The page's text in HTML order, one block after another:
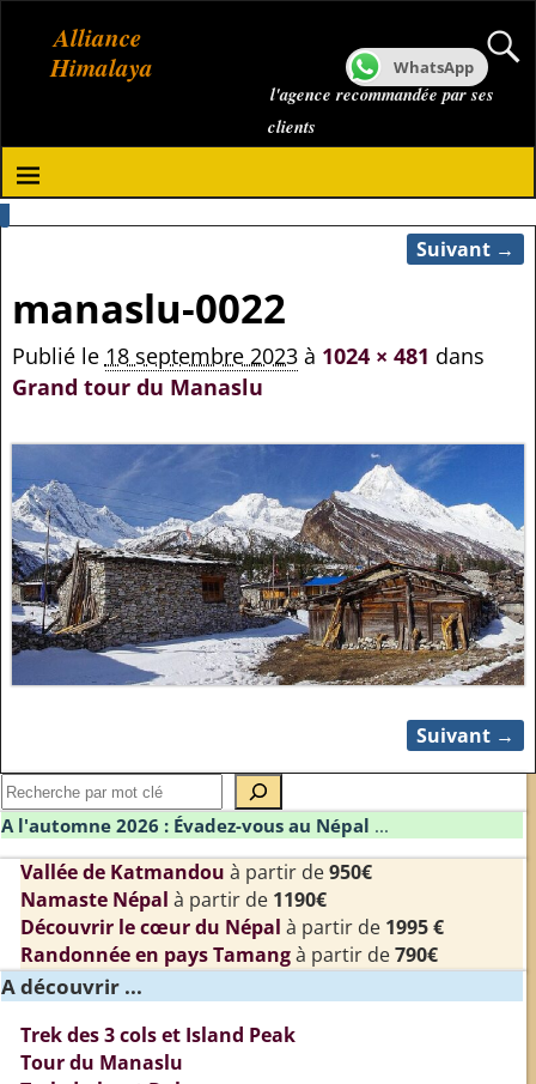
Alliance
Himalaya
l'agence recommandée par ses
clients
Suivant →
manaslu-0022
Publié le 18 septembre 2023à 1024 × 481 dans
Grand tour du Manaslu
Suivant →
A l'automne 2026 : Évadez-vous au Népal ...
Vallée de Katmandou à partir de950€
Namaste Népal à partir de 1190€
Découvrir le cœur du Népal à partir de 1995 €
Randonnée en pays Tamangà partir de790€
A découvrir ...
Trek des 3 cols et Island Peak
Tour du Manaslu
WhatsApp